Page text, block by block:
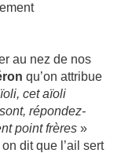
au nez de nos
qu’on attribue
cet aïoli
répondez-
point frères »
dit que l’ail sert